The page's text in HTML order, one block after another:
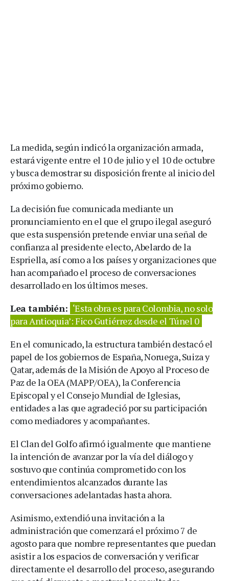
La medida, según indicó la organización armada,
estará vigente entre el 10 de julio y el 10 de octubre
y busca demostrar su disposición frente al inicio del
próximo gobierno.
La decisión fue comunicada mediante un
pronunciamiento en el que el grupo ilegal aseguró
que esta suspensión pretende enviar una señal de
confianza al presidente electo, Abelardo de la
Espriella, así como a los países y organizaciones que
han acompañado el proceso de conversaciones
desarrollado en los últimos meses.
Lea también: ‘Esta obra es para Colombia, no solo
para Antioquia’: Fico Gutiérrez desde el Túnel 0
En el comunicado, la estructura también destacó el
papel de los gobiernos de España, Noruega, Suiza y
Qatar, además de la Misión de Apoyo al Proceso de
Paz de la OEA (MAPP/OEA), la Conferencia
Episcopal y el Consejo Mundial de Iglesias,
entidades a las que agradeció por su participación
como mediadores y acompañantes.
El Clan del Golfo afirmó igualmente que mantiene
la intención de avanzar por la vía del diálogo y
sostuvo que continúa comprometido con los
entendimientos alcanzados durante las
conversaciones adelantadas hasta ahora.
Asimismo, extendió una invitación a la
administración que comenzará el próximo 7 de
agosto para que nombre representantes que puedan
asistir a los espacios de conversación y verificar
directamente el desarrollo del proceso, asegurando